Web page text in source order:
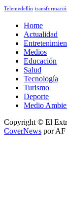
Telemedellín
Home
Actualidad
Medios
Educación
Salud
Tecnología
Turismo
Deporte
Medio
Copyright © El
CoverNews por AF